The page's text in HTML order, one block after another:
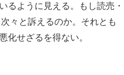
ように見える。もし読売・
々と訴えるのか。それとも
化せざるを得ない。